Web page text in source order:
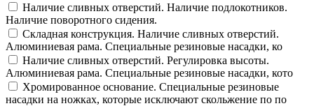
Наличие сливных отверстий. Наличие подлокотников.
Наличие поворотного сидения.
Складная конструкция. Наличие сливных отверстий.
Алюминиевая рама. Специальные резиновые насадки, ко
Наличие сливных отверстий. Регулировка высоты.
Алюминиевая рама. Специальные резиновые насадки, кото
Хромированное основание. Специальные резиновые
насадки на ножках, которые исключают скольжение по по